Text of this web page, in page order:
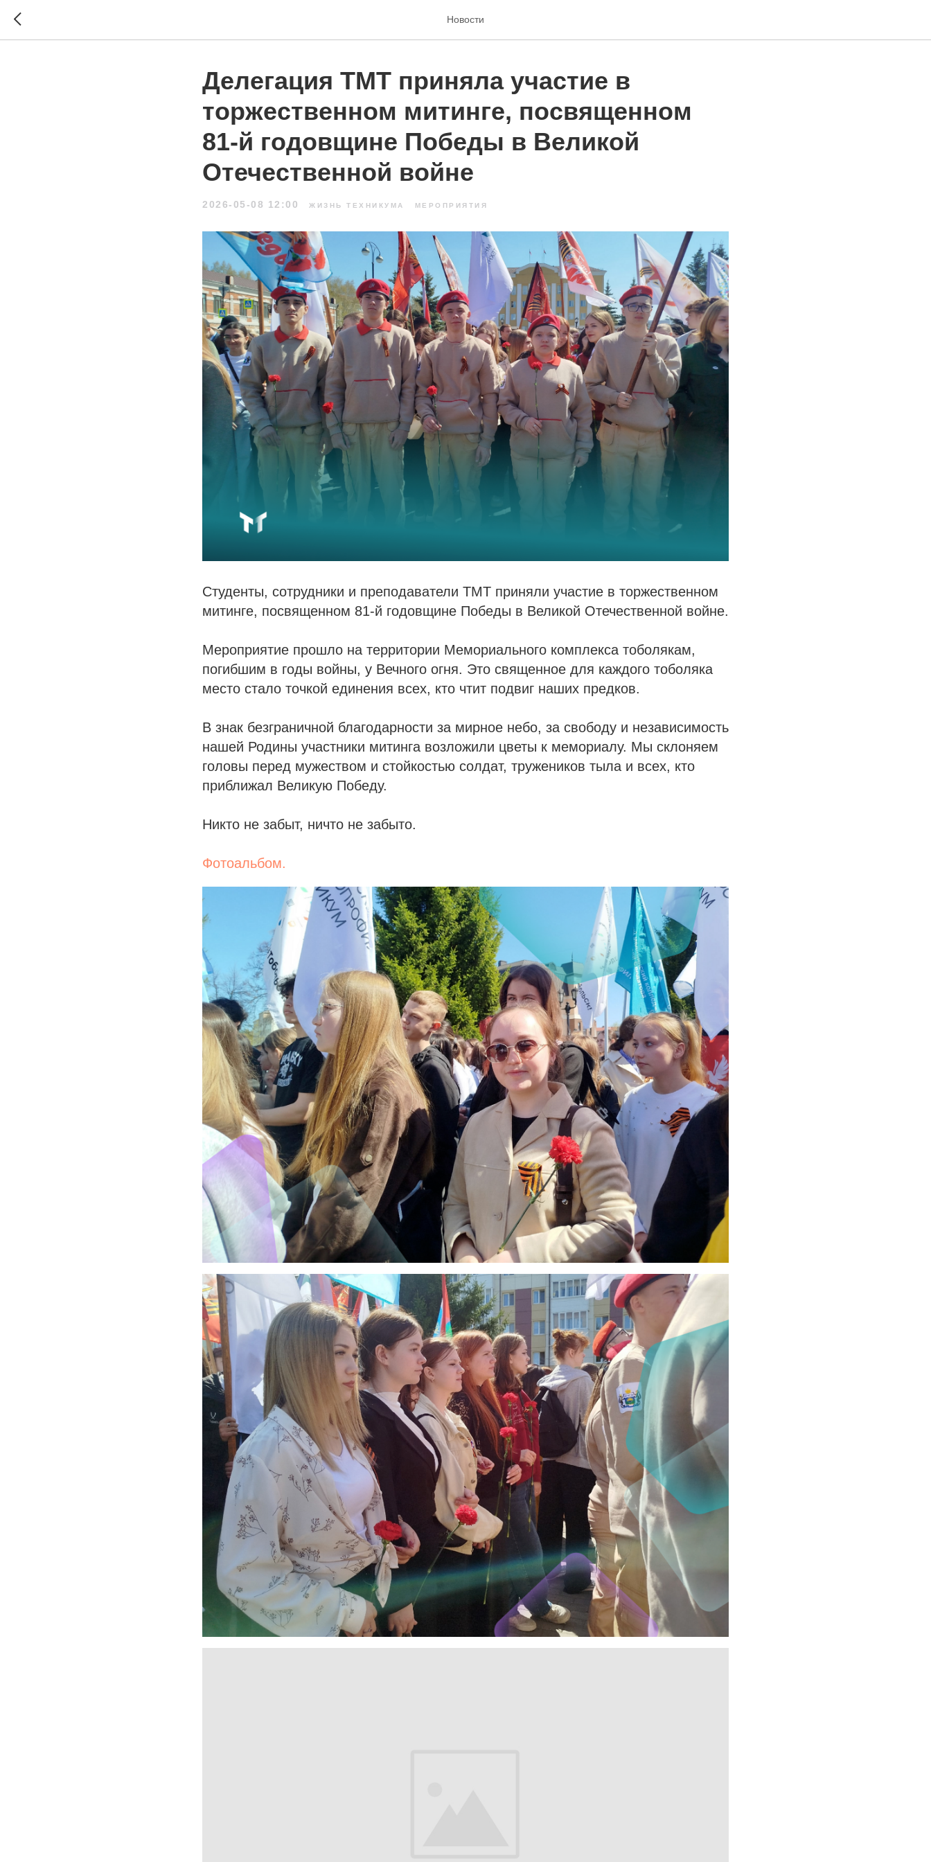
Новости
Делегация ТМТ приняла участие в
торжественном митинге, посвященном
81-й годовщине Победы в Великой
Отечественной войне
2026-05-08 12:00 ЖИЗНЬ ТЕХНИКУМА МЕРОПРИЯТИЯ
Студенты, сотрудники и преподаватели ТМТ приняли участие в торжественном
митинге, посвященном 81-й годовщине Победы в Великой Отечественной войне.
Мероприятие прошло на территории Мемориального комплекса тоболякам,
погибшим в годы войны, у Вечного огня. Это священное для каждого тоболяка
место стало точкой единения всех, кто чтит подвиг наших предков.
В знак безграничной благодарности за мирное небо, за свободу и независимость
нашей Родины участники митинга возложили цветы к мемориалу. Мы склоняем
головы перед мужеством и стойкостью солдат, тружеников тыла и всех, кто
приближал Великую Победу.
Никто не забыт, ничто не забыто.
Фотоальбом.